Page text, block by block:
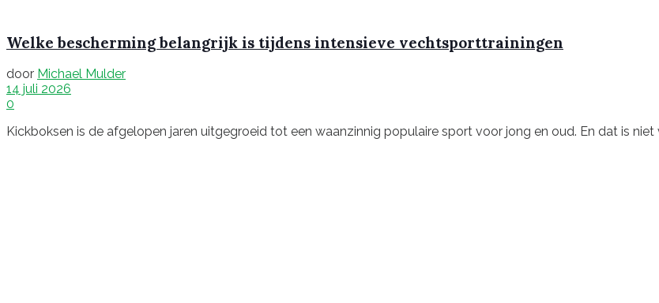
Welke bescherming belangrijk is tijdens intensieve vechtsporttrainingen
door Michael Mulder
14 juli 2026
0
Kickboksen is de afgelopen jaren uitgegroeid tot een waanzinnig populaire sport voor jong en oud. En dat is